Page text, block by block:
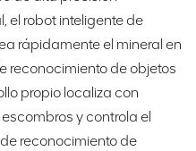
el robot inteligente de
rápidamente el mineral en
reconocimiento de objetos
propio localiza con
y controla el
reconocimiento de